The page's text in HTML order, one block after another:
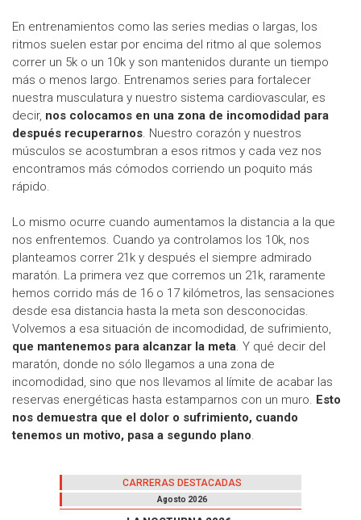
En entrenamientos como las series medias o largas, los
ritmos suelen estar por encima del ritmo al que solemos
correr un 5k o un 10k y son mantenidos durante un tiempo
más o menos largo. Entrenamos series para fortalecer
nuestra musculatura y nuestro sistema cardiovascular, es
decir, nos colocamos en una zona de incomodidad para
después recuperarnos. Nuestro corazón y nuestros
músculos se acostumbran a esos ritmos y cada vez nos
encontramos más cómodos corriendo un poquito más
rápido.
Lo mismo ocurre cuando aumentamos la distancia a la que
nos enfrentemos. Cuando ya controlamos los 10k, nos
planteamos correr 21k y después el siempre admirado
maratón. La primera vez que corremos un 21k, raramente
hemos corrido más de 16 o 17 kilómetros, las sensaciones
desde esa distancia hasta la meta son desconocidas.
Volvemos a esa situación de incomodidad, de sufrimiento,
que mantenemos para alcanzar la meta. Y qué decir del
maratón, donde no sólo llegamos a una zona de
incomodidad, sino que nos llevamos al límite de acabar las
reservas energéticas hasta estamparnos con un muro. Esto
nos demuestra que el dolor o sufrimiento, cuando
tenemos un motivo, pasa a segundo plano.
CARRERAS DESTACADAS
Agosto 2026